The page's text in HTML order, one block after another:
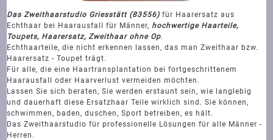
Das Zweithaarstudio Griesstätt (83556) für Haarersatz aus
Echthaar bei Haarausfall für Männer, hochwertige Haarteile,
Toupets, Haarersatz, Zweithaar ohne Op.
Echthaarteile, die nicht erkennen lassen, das man Zweithaar bzw.
Haarersatz - Toupet trägt.
Für alle, die eine Haartransplantation bei fortgeschrittenem
Haarausfall oder Haarverlust vermeiden möchten.
Lassen Sie sich beraten, Sie werden erstaunt sein, wie langlebig
und dauerhaft diese Ersatzhaar Teile wirklich sind. Sie können,
schwimmen, baden, duschen, Sport betreiben, es hält.
Das Zweithaarstudio für professionelle Lösungen für alle Männer -
Herren.